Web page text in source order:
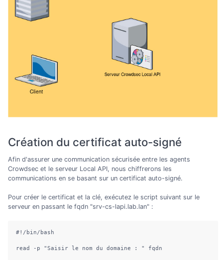
Création du certificat auto-signé
Afin d'assurer une communication sécurisée entre les agents
Crowdsec et le serveur Local API, nous chiffrerons les
communications en se basant sur un certificat auto-signé.
Pour créer le certificat et la clé, exécutez le script suivant sur le
serveur en passant le fqdn "srv-cs-lapi.lab.lan" :
#!/bin/bash
read -p "Saisir le nom du domaine : " fqdn